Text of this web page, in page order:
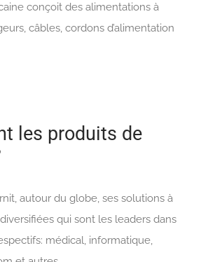
conçoit des alimentations à
câbles, cordons d’alimentation
les produits de
autour du globe, ses solutions à
qui sont les leaders dans
médical, informatique,